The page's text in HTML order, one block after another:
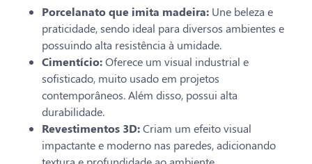
Porcelanato que imita madeira: Une beleza e
praticidade, sendo ideal para diversos ambientes e
possuindo alta resistência à umidade.
Cimentício:Oferece um visual industrial e
sofisticado, muito usado em projetos
contemporâneos. Além disso, possui alta
durabilidade.
Revestimentos 3D:Criam um efeito visual
impactante e moderno nas paredes, adicionando